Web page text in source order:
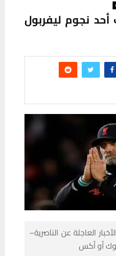
نجوم ليفربول
العاجلة عن الناصرية–
أو أكس